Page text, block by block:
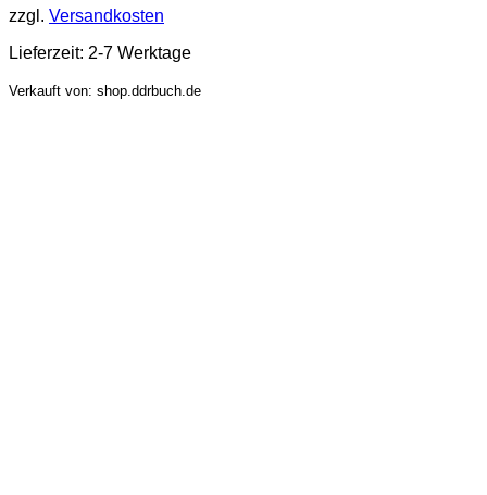
zzgl. Versandkosten
Lieferzeit: 2-7 Werktage
Verkauft von: shop.ddrbuch.de